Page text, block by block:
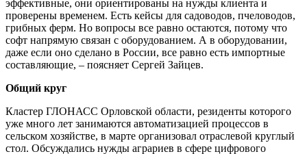
эффективные, они ориентированы на нужды клиента и
проверены временем. Есть кейсы для садоводов, пчеловодов,
грибных ферм. Но вопросы все равно остаются, потому что
софт напрямую связан с оборудованием. А в оборудовании,
даже если оно сделано в России, все равно есть импортные
составляющие, – поясняет Сергей Зайцев.
Общий круг
Кластер ГЛОНАСС Орловской области, резиденты которого
уже много лет занимаются автоматизацией процессов в
сельском хозяйстве, в марте организовал отраслевой круглый
стол. Обсуждались нужды аграриев в сфере цифрового